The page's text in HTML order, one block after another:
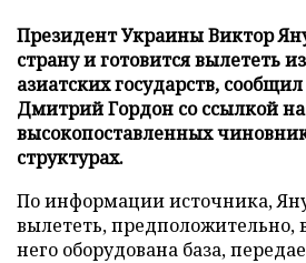
Президент Украины Виктор
страну и готовится вылететь
азиатских государств,
Дмитрий Гордон со ссылкой
высокопоставленных
структурах.
По информации источника,
вылететь, предположительно,
него оборудована база,